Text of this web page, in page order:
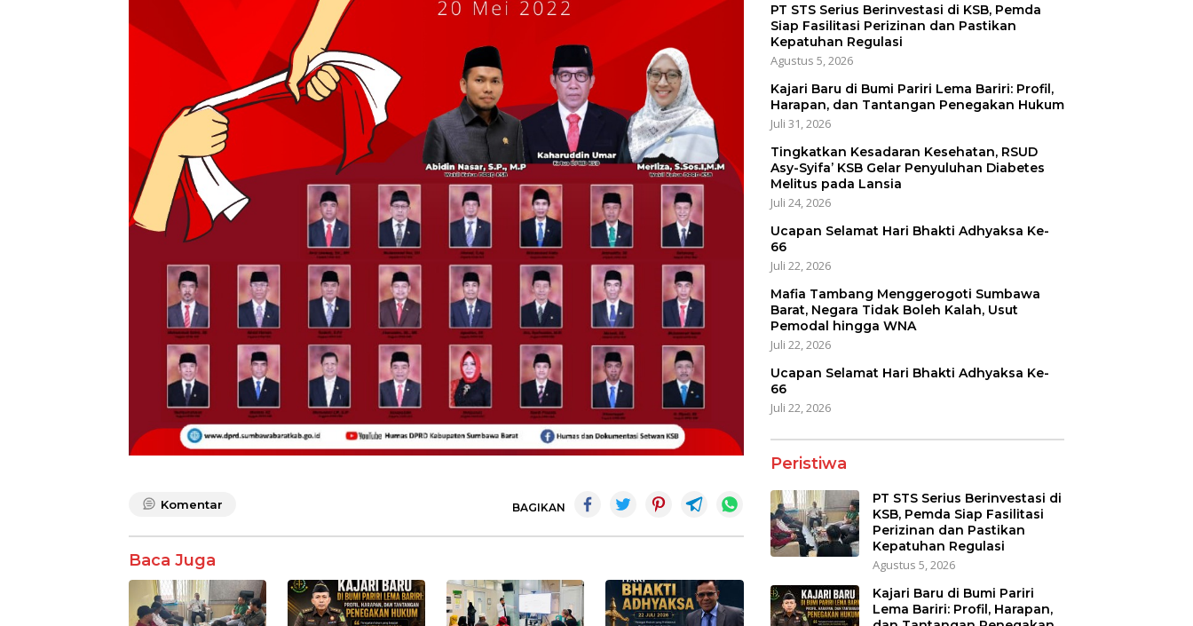
Komentar BAGIKAN
Baca Juga
PT STS Serius Berinvestasi di KSB, Pemda
Siap Fasilitasi Perizinan dan Pastikan
Kepatuhan Regulasi
Agustus 5, 2026
Kajari Baru di Bumi Pariri Lema Bariri: Profil,
Harapan, dan Tantangan Penegakan Hukum
Juli 31, 2026
Tingkatkan Kesadaran Kesehatan, RSUD
Asy-Syifa’ KSB Gelar Penyuluhan Diabetes
Melitus pada Lansia
Juli 24, 2026
Ucapan Selamat Hari Bhakti Adhyaksa Ke-
66
Juli 22, 2026
Mafia Tambang Menggerogoti Sumbawa
Barat, Negara Tidak Boleh Kalah, Usut
Pemodal hingga WNA
Juli 22, 2026
Ucapan Selamat Hari Bhakti Adhyaksa Ke-
66
Juli 22, 2026
Peristiwa
PT STS Serius Berinvestasi di
KSB, Pemda Siap Fasilitasi
Perizinan dan Pastikan
Kepatuhan Regulasi
Agustus 5, 2026
Kajari Baru di Bumi Pariri
Lema Bariri: Profil, Harapan,